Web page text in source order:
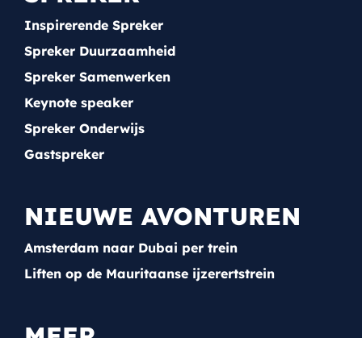
Inspirerende Spreker
Spreker Duurzaamheid
Spreker Samenwerken
Keynote speaker
Spreker Onderwijs
Gastspreker
NIEUWE AVONTUREN
Amsterdam naar Dubai per trein
Liften op de Mauritaanse ijzerertstrein